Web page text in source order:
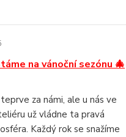
na vánoční sezónu 🎄
za námi, ale u nás ve
už vládne ta pravá
Každý rok se snažíme